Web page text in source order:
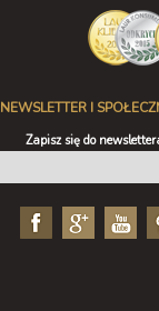
NEWSLETTER I
Zapisz się do